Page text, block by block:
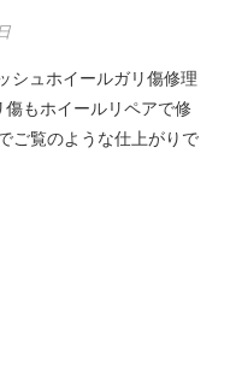
シュホイールガリ傷修理
もホイールリペアで修
ご覧のような仕上がりで